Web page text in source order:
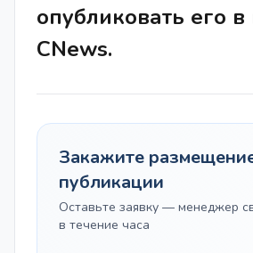
опубликовать его
CNews.
Закажите
публикации
Оставьте заявку — менеджер
в течение часа